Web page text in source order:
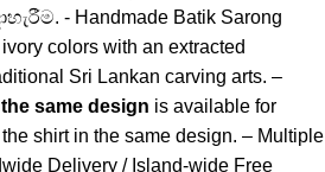
- Handmade Batik Sarong
colors with an extracted
Sri Lankan carving arts. –
same design is available for
shirt in the same design. – Multiple
Delivery / Island-wide Free